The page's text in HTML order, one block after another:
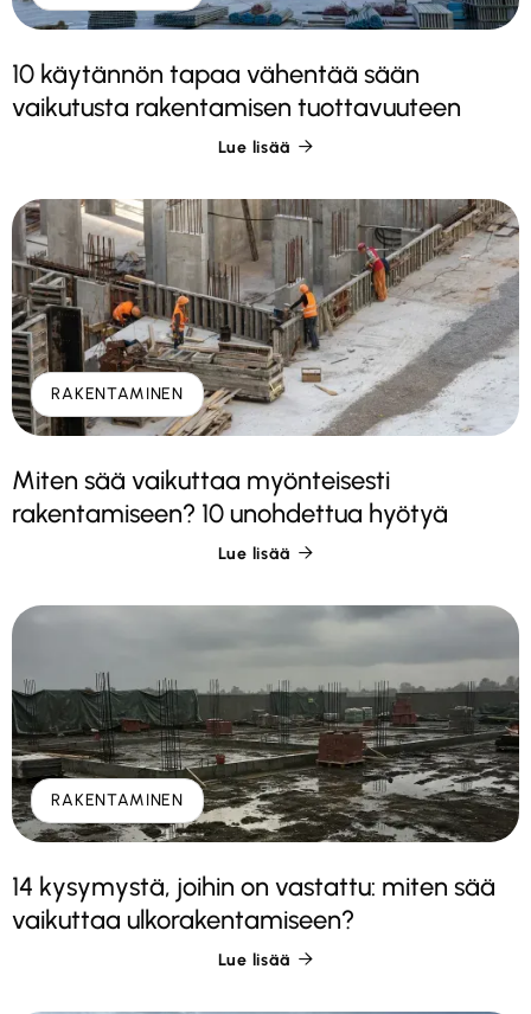
10 käytännön tapaa vähentää sään
vaikutusta rakentamisen tuottavuuteen
Lue lisää 
RAKENTAMINEN
Miten sää vaikuttaa myönteisesti
rakentamiseen? 10 unohdettua hyötyä
Lue lisää 
RAKENTAMINEN
14 kysymystä, joihin on vastattu: miten sää
vaikuttaa ulkorakentamiseen?
Lue lisää 